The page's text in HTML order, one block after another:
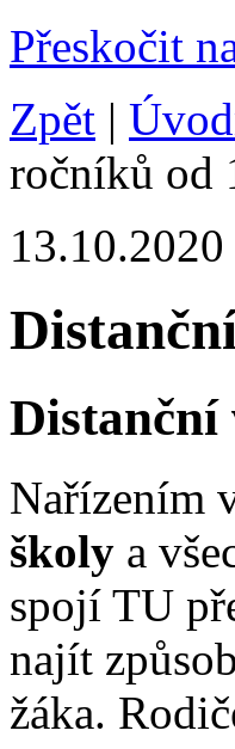
Přeskočit
Zpět |
ročníků od
Distanční
Nařízením
školy a
spojí TU
najít
žáka.